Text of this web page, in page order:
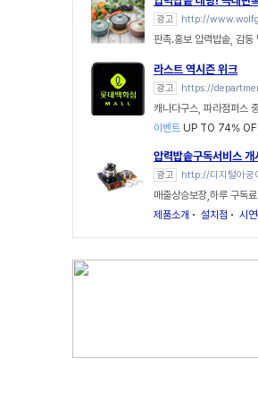
광고 http://
판촉.홍보 압력밥솥, 감
라스트 역시즌 위크
광고 https://
캐나다구스, 파라점퍼스
이벤트 UP TO 74%
압력밥솥구독서비스 개
광고 http://디지털아궁
매출상승보장,하루 구독
제품소개
설치점 시